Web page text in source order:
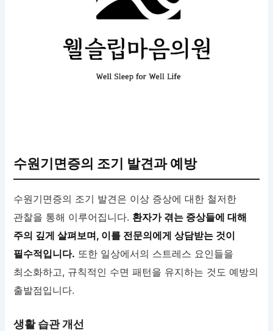
수원기면증의 조기 발견과 예방
수원기면증의 조기 발견은 이상 증상에 대한 철저한
관찰을 통해 이루어집니다. 환자가 겪는 증상들에 대해
주의 깊게 살펴보며, 이를 전문의에게 상담받는 것이
필수적입니다. 또한 일상에서의 스트레스 요인들을
최소화하고, 규칙적인 수면 패턴을 유지하는 것도 예방의
출발점입니다.
생활 습관 개선